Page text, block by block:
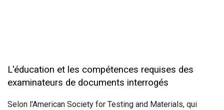
L'éducation et les compétences requises des
examinateurs de documents interrogés
Selon l'American Society for Testing and Materials, qui